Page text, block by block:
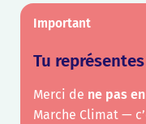
Important
Tu
Merci de ne pas
Marche Climat —